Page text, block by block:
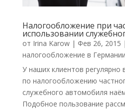
Налогообложение при
использовании
от Irina Karow| Фев 26, 2015 |
налогообложение в Германии
У наших клиентов регулярно
по налогообложению
служебного автомобиля
Подобное пользование